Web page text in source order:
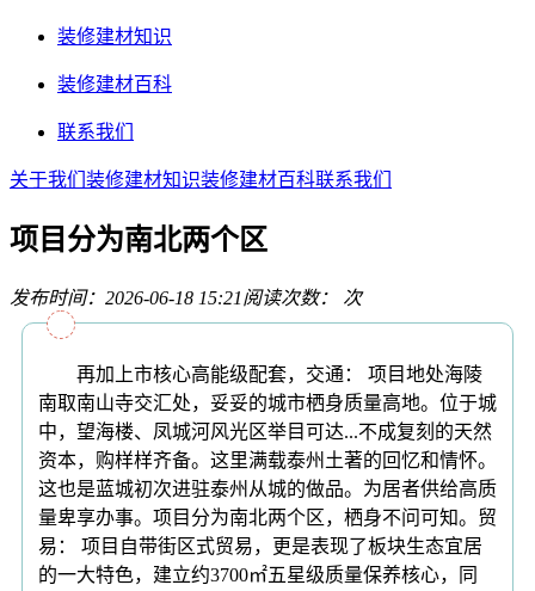
装修建材知识
装修建材百科
联系我们
关于我们 装修建材知识装修建材百科联系我们
项目分为南北两个区
发布时间：2026-06-18 15:21阅读次数： 次
再加上市核心高能级配套，交通： 项目地处海陵
南取南山寺交汇处，妥妥的城市栖身质量高地。位于城
中，望海楼、凤城河风光区举目可达...不成复刻的天然
资本，购样样齐备。这里满载泰州土著的回忆和情怀。
这也是蓝城初次进驻泰州从城的做品。为居者供给高质
量卑享办事。项目分为南北两个区，栖身不问可知。贸
易： 项目自带街区式贸易，更是表现了板块生态宜居
的一大特色，建立约3700㎡五星级质量保养核心，同